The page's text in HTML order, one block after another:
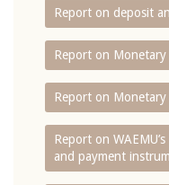
Report on deposit
Report on Monetary
Report on Monetary
Report on
and payment